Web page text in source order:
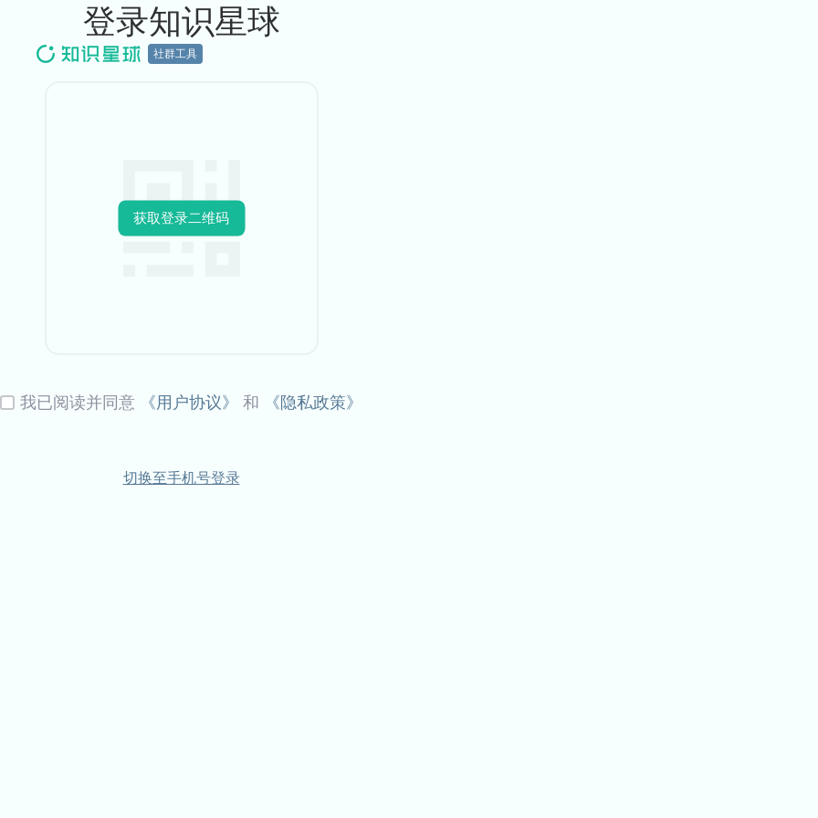
社群工具
登录知识星球
获取登录二维码
我已阅读并同意 《用户协议》 和 《隐私政策》
切换至手机号登录